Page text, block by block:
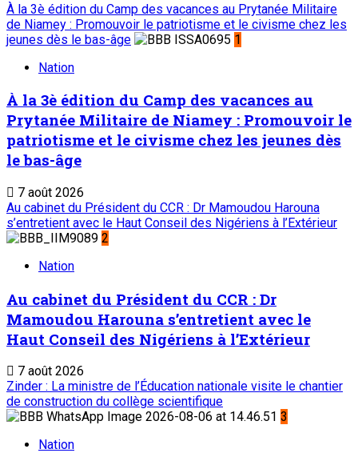
À la 3è édition du Camp des vacances au Prytanée Militaire
de Niamey : Promouvoir le patriotisme et le civisme chez les
jeunes dès le bas-âge
1
Nation
À la 3è édition du Camp des vacances au
Prytanée Militaire de Niamey : Promouvoir le
patriotisme et le civisme chez les jeunes dès
le bas-âge
7 août 2026
Au cabinet du Président du CCR : Dr Mamoudou Harouna
s’entretient avec le Haut Conseil des Nigériens à l’Extérieur
2
Nation
Au cabinet du Président du CCR : Dr
Mamoudou Harouna s’entretient avec le
Haut Conseil des Nigériens à l’Extérieur
7 août 2026
Zinder : La ministre de l’Éducation nationale visite le chantier
de construction du collège scientifique
3
Nation